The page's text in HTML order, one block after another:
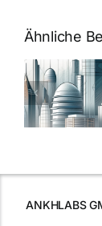
Ähnliche
ANKHLABS